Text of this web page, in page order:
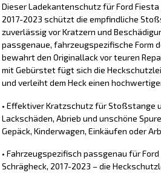
Dieser Ladekantenschutz für Ford Fiesta
2017-2023 schützt die empfindliche
zuverlässig vor Kratzern und
passgenaue, fahrzeugspezifische Form
bewahrt den Originallack vor teuren
mit Gebürstet fügt sich die
und verleiht dem Heck einen
• Effektiver Kratzschutz für Stoßstange
Lackschäden, Abrieb und unschöne
Gepäck, Kinderwagen, Einkäufen oder
• Fahrzeugspezifisch passgenau für Ford
Schrägheck, 2017-2023 – die